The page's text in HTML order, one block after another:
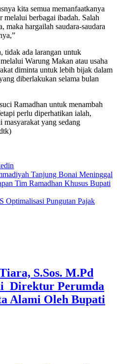
kita semua memanfaatkanya
melalui berbagai ibadah. Salah
maka hargailah saudara-saudara
tidak ada larangan untuk
Warung Makan atau usaha
diminta untuk lebih bijak dalam
diberlakukan selama bulan
Ramadhan untuk menambah
perlu diperhatikan ialah,
masyarakat yang sedang
Tanjung Bonai Meninggal
Tim Ramadhan Khusus Bupati
Optimalisasi Pungutan Pajak
S.Sos. M.Pd
Direktur Perumda
Alami Oleh Bupati